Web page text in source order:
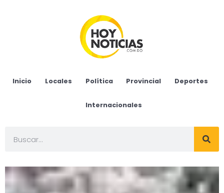
Inicio Locales Política Provincial Deportes
Internacionales